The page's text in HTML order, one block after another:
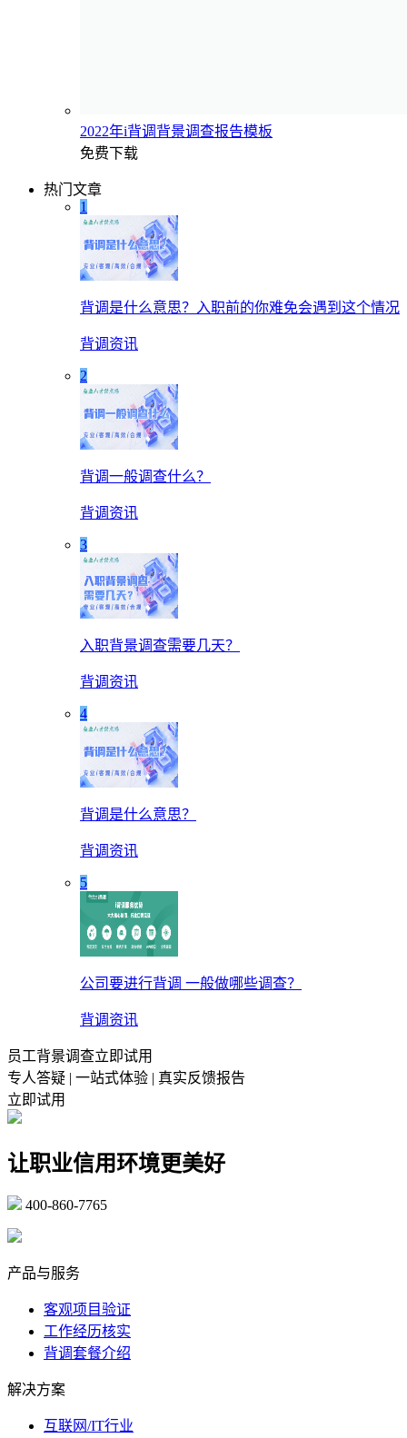
2022年i背调背景调查报告模板
免费下载
热门文章
1
背调是什么意思？入职前的你难免会遇到这个情况
背调资讯
2
背调一般调查什么？
背调资讯
3
入职背景调查需要几天？
背调资讯
4
背调是什么意思？
背调资讯
5
公司要进行背调 一般做哪些调查？
背调资讯
员工背景调查立即试用
专人答疑 | 一站式体验 | 真实反馈报告
立即试用
让职业信用环境更美好
400-860-7765
产品与服务
客观项目验证
工作经历核实
背调套餐介绍
解决方案
互联网/IT行业